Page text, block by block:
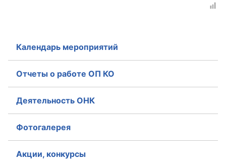
независимой оценки качества условий
оказания услуг
О Палате
Структура Палаты
Комиссии
Экспертный совет ОП КО
Календарь мероприятий
Отчеты о работе ОП КО
Деятельность ОНК
Фотогалерея
Акции, конкурсы